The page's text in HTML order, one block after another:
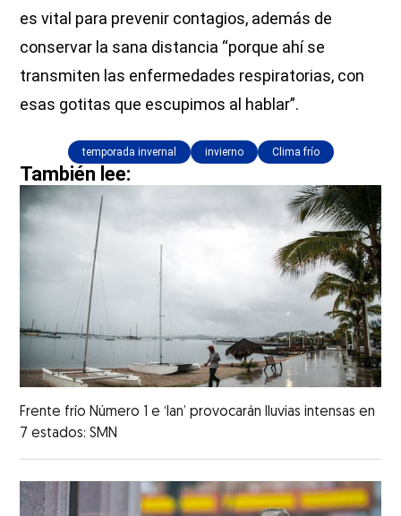
es vital para prevenir contagios, además de
conservar la sana distancia “porque ahí se
transmiten las enfermedades respiratorias, con
esas gotitas que escupimos al hablar”.
temporada invernal invierno Clima frío
También lee:
Frente frío Número 1 e ‘Ian’ provocarán lluvias intensas en
7 estados: SMN